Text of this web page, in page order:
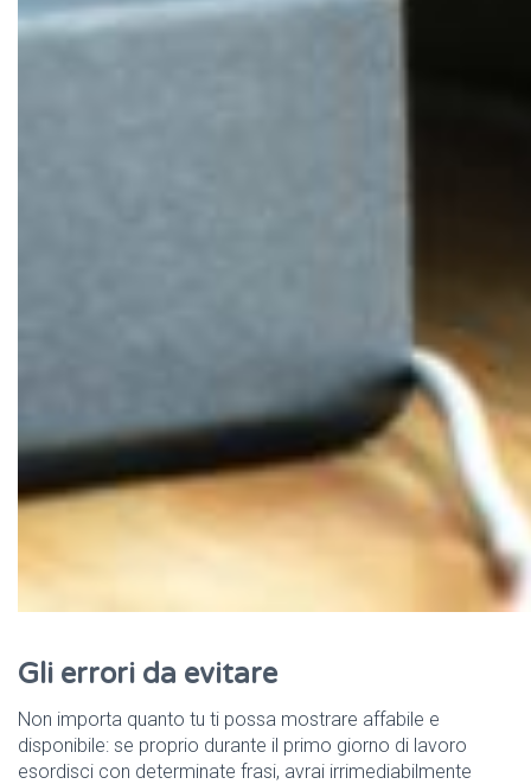
Gli errori da evitare
Non importa quanto tu ti possa mostrare affabile e
disponibile: se proprio durante il primo giorno di lavoro
esordisci con determinate frasi, avrai irrimediabilmente